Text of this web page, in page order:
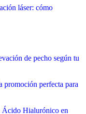
láser: cómo
de pecho según tu
promoción perfecta para
Ácido Hialurónico en